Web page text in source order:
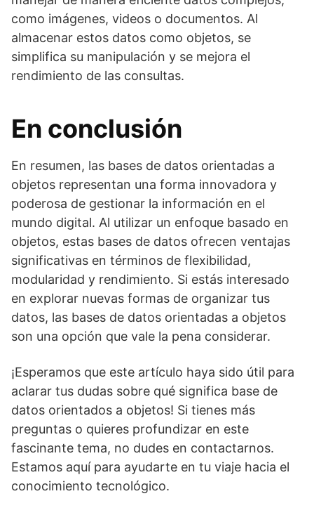
como imágenes, videos o documentos. Al
almacenar estos datos como objetos, se
simplifica su manipulación y se mejora el
rendimiento de las consultas.
En conclusión
En resumen, las bases de datos orientadas a
objetos representan una forma innovadora y
poderosa de gestionar la información en el
mundo digital. Al utilizar un enfoque basado en
objetos, estas bases de datos ofrecen ventajas
significativas en términos de flexibilidad,
modularidad y rendimiento. Si estás interesado
en explorar nuevas formas de organizar tus
datos, las bases de datos orientadas a objetos
son una opción que vale la pena considerar.
¡Esperamos que este artículo haya sido útil para
aclarar tus dudas sobre qué significa base de
datos orientados a objetos! Si tienes más
preguntas o quieres profundizar en este
fascinante tema, no dudes en contactarnos.
Estamos aquí para ayudarte en tu viaje hacia el
conocimiento tecnológico.